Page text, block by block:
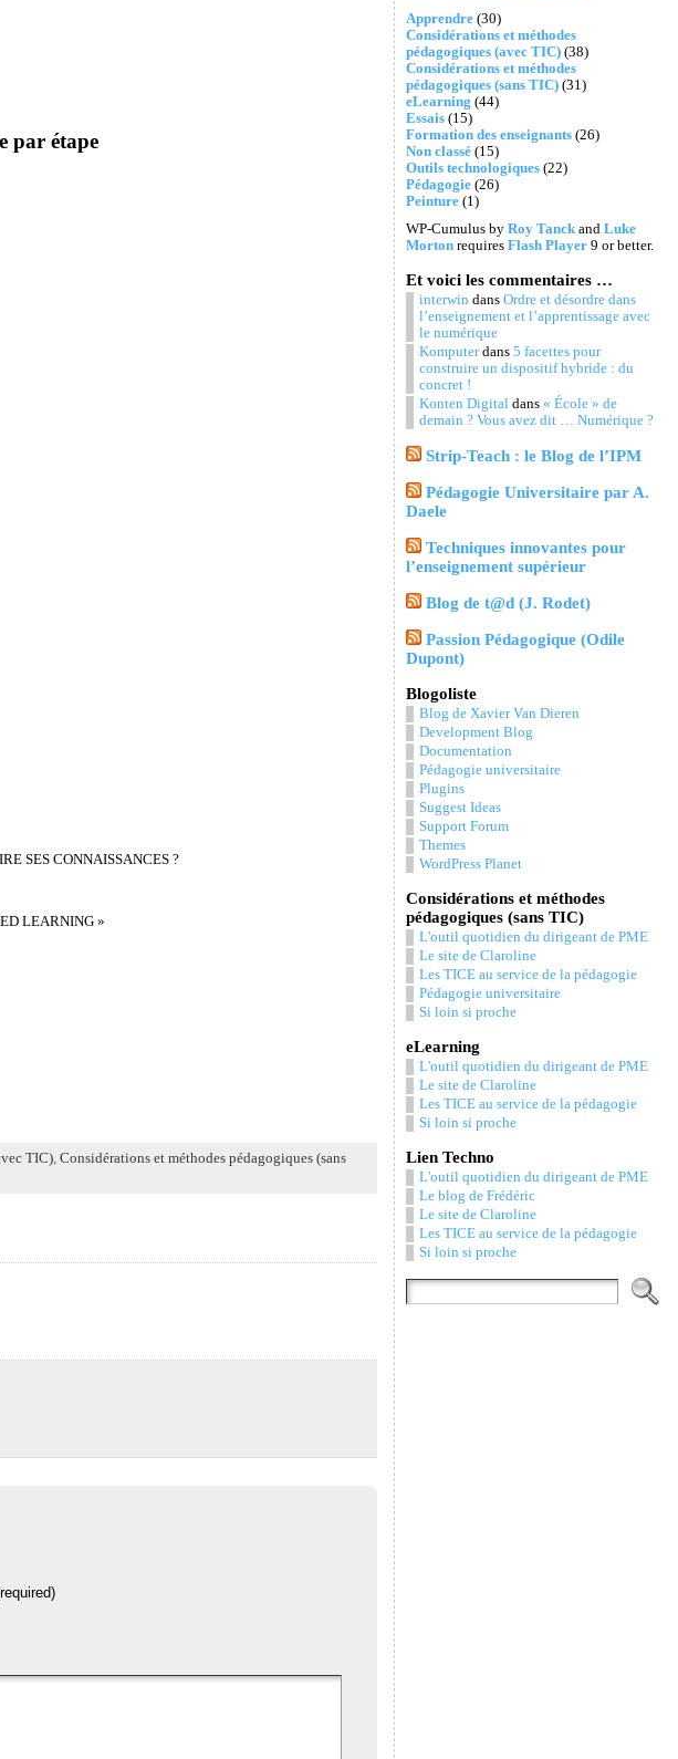
par étape
SES CONNAISSANCES ?
LEARNING »
TIC), Considérations et méthodes pédagogiques (sans
Apprendre(30)
Considérations et méthodes
pédagogiques (avec TIC)(38)
Considérations et méthodes
pédagogiques (sans TIC)(31)
eLearning (44)
Essais(15)
Formation des enseignants(26)
Non classé(15)
Outils technologiques(22)
Pédagogie(26)
Peinture(1)
WP-Cumulus by Roy Tanckand Luke
Mortonrequires Flash Player9 or better.
Et voici les commentaires …
interwin dans Ordre et désordre dans
l’enseignement et l’apprentissage avec
le numérique
Komputerdans 5 facettes pour
construire un dispositif hybride : du
concret !
Konten Digitaldans « École » de
demain ? Vous avez dit … Numérique ?
Strip-Teach : le Blog de l’IPM
Pédagogie Universitaire par A.
Daele
Techniques innovantes pour
l’enseignement supérieur
Blog de t@d (J. Rodet)
Passion Pédagogique (Odile
Dupont)
Blogoliste
Blog de Xavier Van Dieren
Development Blog
Documentation
Pédagogie universitaire
Plugins
Suggest Ideas
Support Forum
Themes
WordPress Planet
Considérations et méthodes
pédagogiques (sans TIC)
L'outil quotidien du dirigeant de PME
Le site de Claroline
Les TICE au service de la pédagogie
Pédagogie universitaire
Si loin si proche
eLearning
L'outil quotidien du dirigeant de PME
Le site de Claroline
Les TICE au service de la pédagogie
Si loin si proche
Lien Techno
L'outil quotidien du dirigeant de PME
Le blog de Frédéric
Le site de Claroline
Les TICE au service de la pédagogie
Si loin si proche